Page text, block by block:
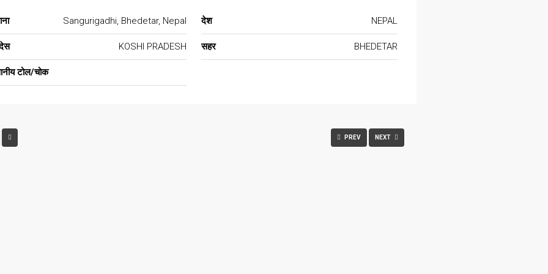
Sangurigadhi, Bhedetar, Nepal देश NEPAL
KOSHI PRADESH सहर BHEDETAR
टोल/चोक
PREV NEXT